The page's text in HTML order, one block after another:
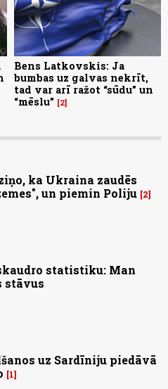
Bens Latkovskis: Ja
bumbas uz galvas nekrīt,
tad var arī ražot “sūdu” un
“mēslu”
2
ka Ukraina zaudēs
un piemin Poliju 2
statistiku: Man
stāvus
uz Sardīniju piedāvā
1